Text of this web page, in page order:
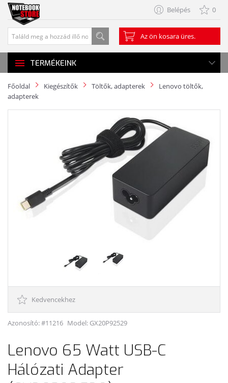
Belépés 0
Az ön kosara üres.
TERMÉKEINK
Főoldal Kiegészítők Töltők, adapterek
Lenovo töltők,
adapterek
Kedvencekhez
Azonosító: #11216 Model: GX20P92529
Lenovo 65 Watt USB-C
Hálózati Adapter